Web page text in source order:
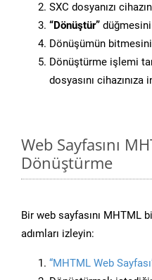
SXC dosyanızı
“Dönüştür” düğmesini
Dönüşümün
Dönüştürme işlemi
dosyasını cihazınıza
Web Sayfasını
Dönüştürme
Bir web sayfasını MHTML
adımları izleyin:
“MHTML Web